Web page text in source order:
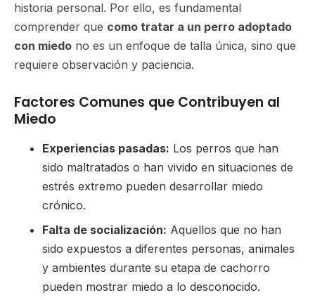
historia personal. Por ello, es fundamental
comprender que como tratar a un perro adoptado
con miedo no es un enfoque de talla única, sino que
requiere observación y paciencia.
Factores Comunes que Contribuyen al
Miedo
Experiencias pasadas: Los perros que han
sido maltratados o han vivido en situaciones de
estrés extremo pueden desarrollar miedo
crónico.
Falta de socialización: Aquellos que no han
sido expuestos a diferentes personas, animales
y ambientes durante su etapa de cachorro
pueden mostrar miedo a lo desconocido.